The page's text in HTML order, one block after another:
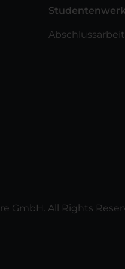
GmbH. All Rights